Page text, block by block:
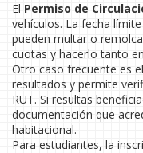
El Permiso de
vehículos. La fecha
pueden multar o
cuotas y hacerlo tanto
Otro caso frecuente es el
resultados y permite
RUT. Si resultas
documentación que
habitacional.
Para estudiantes, la